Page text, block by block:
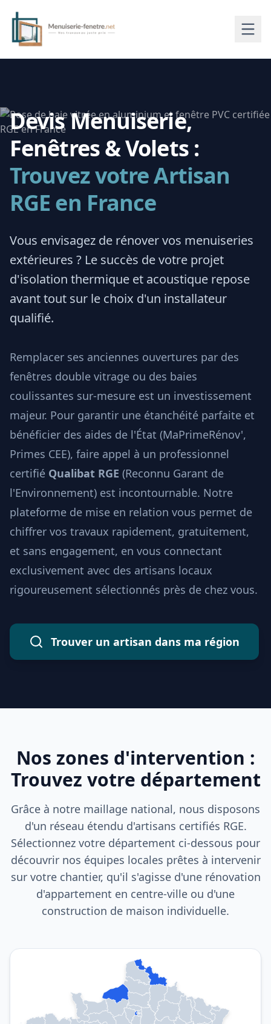
Devis Menuiserie,
Fenêtres & Volets :
Trouvez votre Artisan
RGE en France
Vous envisagez de rénover vos menuiseries
extérieures ? Le succès de votre projet
d'isolation thermique et acoustique repose
avant tout sur le choix d'un installateur
qualifié.
Remplacer ses anciennes ouvertures par des
fenêtres double vitrage ou des baies
coulissantes sur-mesure est un investissement
majeur. Pour garantir une étanchéité parfaite et
bénéficier des aides de l'État (MaPrimeRénov',
Primes CEE), faire appel à un professionnel
certifié Qualibat RGE (Reconnu Garant de
l'Environnement) est incontournable. Notre
plateforme de mise en relation vous permet de
chiffrer vos travaux rapidement, gratuitement,
et sans engagement, en vous connectant
exclusivement avec des artisans locaux
rigoureusement sélectionnés près de chez vous.
Trouver un artisan dans ma région
Nos zones d'intervention :
Trouvez votre département
Grâce à notre maillage national, nous disposons
d'un réseau étendu d'artisans certifiés RGE.
Sélectionnez votre département ci-dessous pour
découvrir nos équipes locales prêtes à intervenir
sur votre chantier, qu'il s'agisse d'une rénovation
d'appartement en centre-ville ou d'une
construction de maison individuelle.